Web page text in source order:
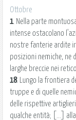
Ottobre
1. Nella parte
intense ostacolano
nostre fanterie ardite
posizioni nemiche, ne
larghe breccie nei
18. Lungo la frontiera
truppe e di quelle
delle rispettive
qualche entità; [...]